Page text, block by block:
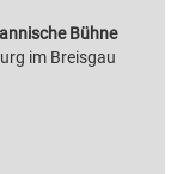
Bühne
im Breisgau